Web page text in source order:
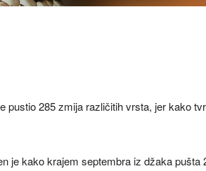
pustio 285 zmija različitih vrsta, jer kako
je kako krajem septembra iz džaka pušta